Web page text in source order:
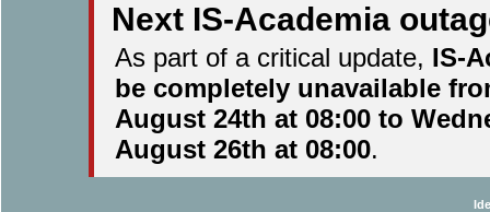
Next IS-Academia
As part of a critical update, IS-
be completely unavailable
August 24th at 08:00 to
August 26th at 08:00.